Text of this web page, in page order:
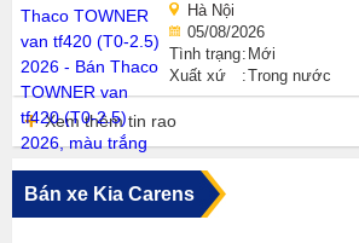
Hà Nội
05/08/2026
Tình trạng Mới
Xuất xứ
Trong nước
Xem thêm tin rao
Bán xe Kia Carens